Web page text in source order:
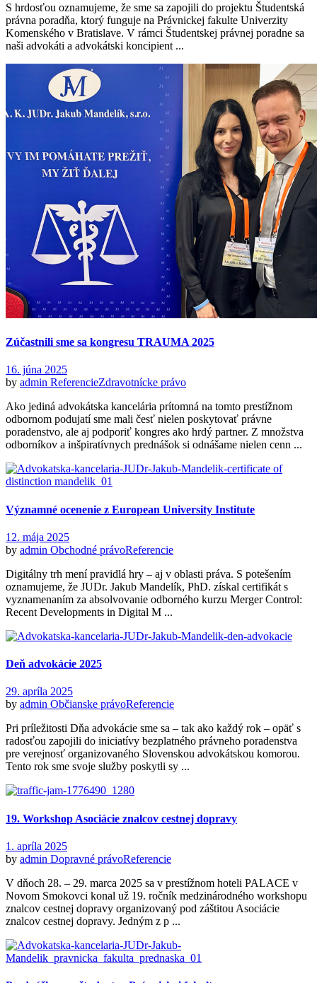
S hrdosťou oznamujeme, že sme sa zapojili do projektu Študentská
právna poradňa, ktorý funguje na Právnickej fakulte Univerzity
Komenského v Bratislave. V rámci Študentskej právnej poradne sa
naši advokáti a advokátski koncipient ...
Zúčastnili sme sa kongresu TRAUMA 2025
16. júna 2025
by admin ReferencieZdravotnícke právo
Ako jediná advokátska kancelária prítomná na tomto prestížnom
odbornom podujatí sme mali česť nielen poskytovať právne
poradenstvo, ale aj podporiť kongres ako hrdý partner. Z množstva
odborníkov a inšpiratívnych prednášok si odnášame nielen cenn ...
Významné ocenenie z European University Institute
12. mája 2025
by admin Obchodné právoReferencie
Digitálny trh mení pravidlá hry – aj v oblasti práva. S potešením
oznamujeme, že JUDr. Jakub Mandelík, PhD. získal certifikát s
vyznamenaním za absolvovanie odborného kurzu Merger Control:
Recent Developments in Digital M ...
Deň advokácie 2025
29. apríla 2025
by admin Občianske právoReferencie
Pri príležitosti Dňa advokácie sme sa – tak ako každý rok – opäť s
radosťou zapojili do iniciatívy bezplatného právneho poradenstva
pre verejnosť organizovaného Slovenskou advokátskou komorou.
Tento rok sme svoje služby poskytli sy ...
19. Workshop Asociácie znalcov cestnej dopravy
1. apríla 2025
by admin Dopravné právoReferencie
V dňoch 28. – 29. marca 2025 sa v prestížnom hoteli PALACE v
Novom Smokovci konal už 19. ročník medzinárodného workshopu
znalcov cestnej dopravy organizovaný pod záštitou Asociácie
znalcov cestnej dopravy. Jedným z p ...